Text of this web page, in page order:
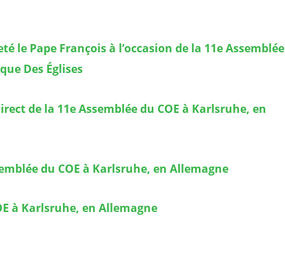
le Pape François à l’occasion de la 11e Assemblée
Des Églises
de la 11e Assemblée du COE à Karlsruhe, en
du COE à Karlsruhe, en Allemagne
à Karlsruhe, en Allemagne